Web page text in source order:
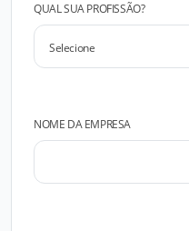
QUAL SUA PROFISSÃO?
NOME DA EMPRESA